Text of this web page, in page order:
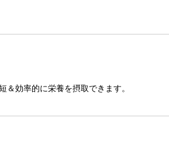
効率的に栄養を摂取できます。